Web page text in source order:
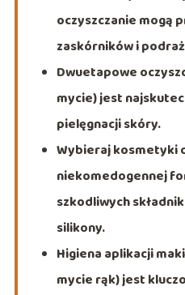
oczyszczanie mogą
zaskórników i
Dwuetapowe
mycie) jest
pielęgnacji skóry.
Wybieraj kosmetyki
niekomedogennej
szkodliwych
silikony.
Higiena aplikacji
mycie rąk) jest